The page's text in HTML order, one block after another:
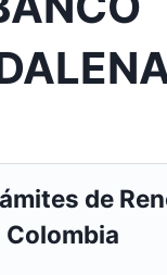
de
Colombia